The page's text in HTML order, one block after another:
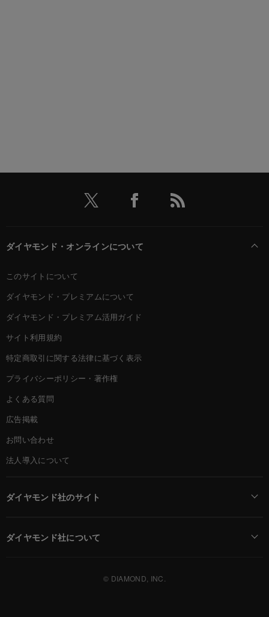
ダイヤモンド・オンラインについて
このサイトについて
ダイヤモンド・プレミアムについて
ダイヤモンド・プレミアム活用ガイド
サイト利用規約
特定商取引に関する法律に基づく表示
プライバシーポリシー・著作権
よくある質問
広告掲載
お問い合わせ
法人導入について
ダイヤモンド社のサイト
ダイヤモンド社について
© DIAMOND, INC.